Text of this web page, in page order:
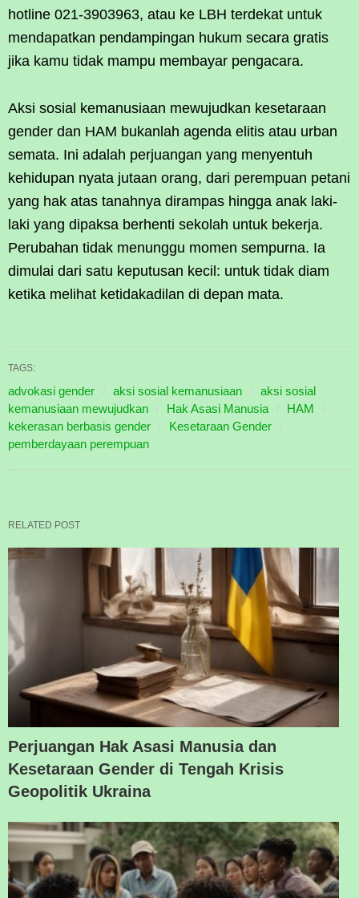
hotline 021-3903963, atau ke LBH terdekat untuk
mendapatkan pendampingan hukum secara gratis
jika kamu tidak mampu membayar pengacara.
Aksi sosial kemanusiaan mewujudkan kesetaraan
gender dan HAM bukanlah agenda elitis atau urban
semata. Ini adalah perjuangan yang menyentuh
kehidupan nyata jutaan orang, dari perempuan petani
yang hak atas tanahnya dirampas hingga anak laki-
laki yang dipaksa berhenti sekolah untuk bekerja.
Perubahan tidak menunggu momen sempurna. Ia
dimulai dari satu keputusan kecil: untuk tidak diam
ketika melihat ketidakadilan di depan mata.
TAGS:
advokasi gender aksi sosial kemanusiaan
aksi sosial
kemanusiaan mewujudkan
Hak Asasi Manusia
HAM
kekerasan berbasis gender
Kesetaraan Gender
pemberdayaan perempuan
RELATED POST
Perjuangan Hak Asasi Manusia dan
Kesetaraan Gender di Tengah Krisis
Geopolitik Ukraina